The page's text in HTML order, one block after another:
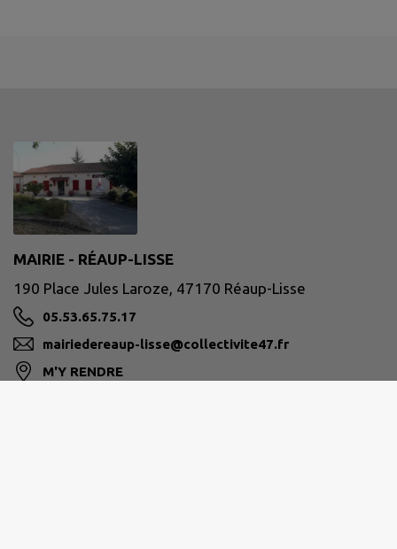
MAIRIE - RÉAUP-LISSE
190 Place Jules Laroze, 47170 Réaup-Lisse
05.53.65.75.17
mairiedereaup-lisse@collectivite47.fr
M'Y RENDRE